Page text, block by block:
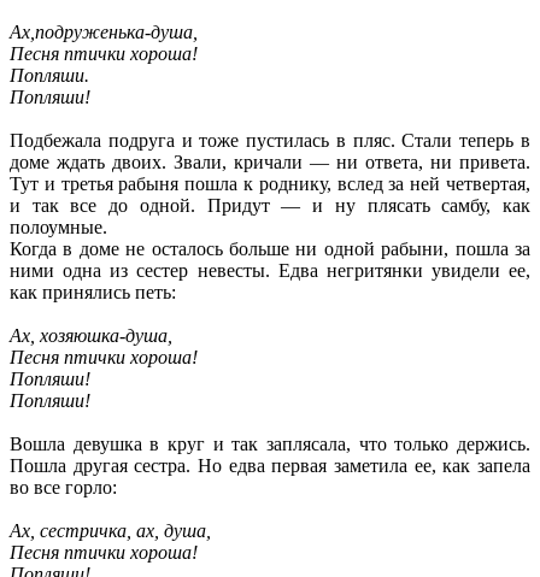
Ах,подруженька-душа,
Песня птички хороша!
Попляши.
Попляши!
Подбежала подруга и тоже пустилась в пляс. Стали теперь в
доме ждать двоих. Звали, кричали — ни ответа, ни привета.
Тут и третья рабыня пошла к роднику, вслед за ней четвертая,
и так все до одной. Придут — и ну плясать самбу, как
полоумные.
Когда в доме не осталось больше ни одной рабыни, пошла за
ними одна из сестер невесты. Едва негритянки увидели ее,
как принялись петь:
Ах, хозяюшка-душа,
Песня птички хороша!
Попляши!
Попляши!
Вошла девушка в круг и так заплясала, что только держись.
Пошла другая сестра. Но едва первая заметила ее, как запела
во все горло:
Ах, сестричка, ах, душа,
Песня птички хороша!